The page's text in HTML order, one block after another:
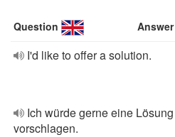
Question Answer
I'd like to offer a solution.
Ich würde gerne eine Lösung
vorschlagen.